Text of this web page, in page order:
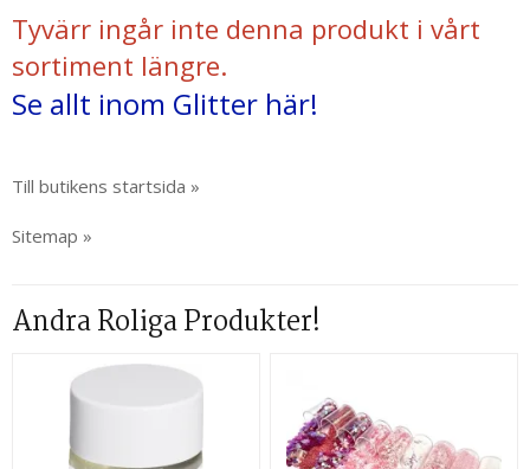
Tyvärr ingår inte denna produkt i vårt
sortiment längre.
Se allt inom Glitter här!
Till butikens startsida »
Sitemap »
Andra Roliga Produkter!